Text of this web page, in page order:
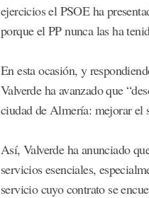
ejercicios el PSOE ha
porque el PP nunca las ha
En esta ocasión, y
Valverde ha avanzado que
ciudad de Almería: mejorar el
Así, Valverde ha anunciado
servicios esenciales,
servicio cuyo contrato se